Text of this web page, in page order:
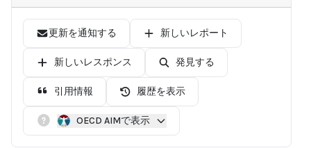
更新を通知する 新しいレポート
新しいレスポンス 発見する
引用情報 履歴を表示
OECD AIMで表示